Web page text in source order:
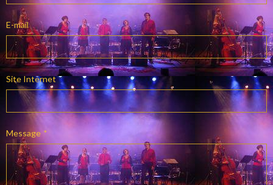
E-mail
Site Internet
Message